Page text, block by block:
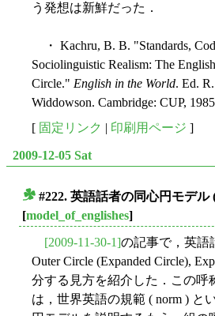
う発想は新鮮だった．
・ Kachru, B. B. "Standards,
Sociolinguistic Realism: The
Circle." English in the World. Ed.
Widdowson. Cambridge: CUP,
[ 固定リンク | 印刷用ページ ]
2009-12-05 Sat
#222. 英語話者の同心円モデル
[model_of_englishes]
[2009-11-30-1]の記事で，英語
Outer Circle (Expanded Circle),
分する見方を紹介した．この呼
は，世界英語の規範 ( norm ) と